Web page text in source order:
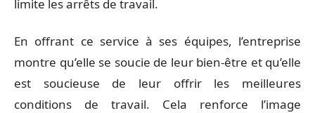
limite les arrêts de travail.
En offrant ce service à ses équipes, l’entreprise
montre qu’elle se soucie de leur bien-être et qu’elle
est soucieuse de leur offrir les meilleures
conditions de travail. Cela renforce l’image